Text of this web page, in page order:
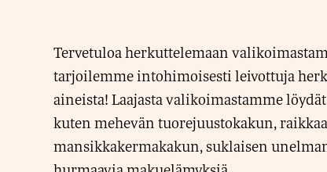
Tervetuloa herkuttelemaan
tarjoilemme intohimoisesti leivottuja
aineista! Laajasta valikoimastamme
kuten mehevän tuorejuustokakun,
mansikkakermakakun, suklaisen